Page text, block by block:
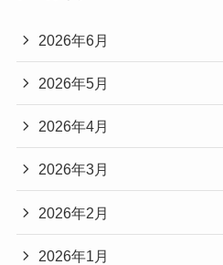
2026年6月
2026年5月
2026年4月
2026年3月
2026年2月
2026年1月